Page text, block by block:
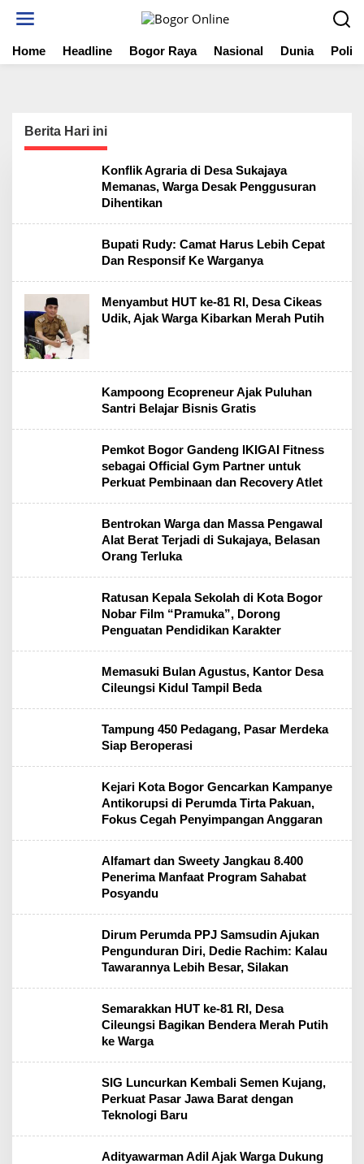
t
Home Headline Bogor Raya Nasional Dunia
Berita Hari ini
Konflik Agraria di Desa Sukajaya
Memanas, Warga Desak Penggusuran
Dihentikan
Bupati Rudy: Camat Harus Lebih Cepat
Dan Responsif Ke Warganya
Menyambut HUT ke-81 RI, Desa Cikeas
Udik, Ajak Warga Kibarkan Merah Putih
Kampoong Ecopreneur Ajak Puluhan
Santri Belajar Bisnis Gratis
Pemkot Bogor Gandeng IKIGAI Fitness
sebagai Official Gym Partner untuk
Perkuat Pembinaan dan Recovery Atlet
Bentrokan Warga dan Massa Pengawal
Alat Berat Terjadi di Sukajaya, Belasan
Orang Terluka
Ratusan Kepala Sekolah di Kota Bogor
Nobar Film “Pramuka”, Dorong
Penguatan Pendidikan Karakter
Memasuki Bulan Agustus, Kantor Desa
Cileungsi Kidul Tampil Beda
Tampung 450 Pedagang, Pasar Merdeka
Siap Beroperasi
Kejari Kota Bogor Gencarkan Kampanye
Antikorupsi di Perumda Tirta Pakuan,
Fokus Cegah Penyimpangan Anggaran
Alfamart dan Sweety Jangkau 8.400
Penerima Manfaat Program Sahabat
Posyandu
Dirum Perumda PPJ Samsudin Ajukan
Pengunduran Diri, Dedie Rachim: Kalau
Tawarannya Lebih Besar, Silakan
Semarakkan HUT ke-81 RI, Desa
Cileungsi Bagikan Bendera Merah Putih
ke Warga
SIG Luncurkan Kembali Semen Kujang,
Perkuat Pasar Jawa Barat dengan
Teknologi Baru
Adityawarman Adil Ajak Warga Dukung